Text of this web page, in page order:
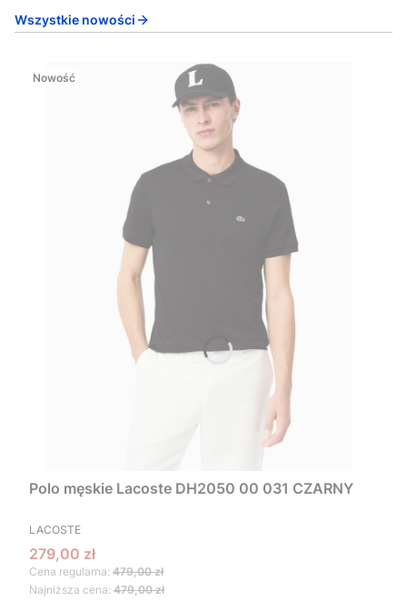
Wszystkie nowości
Nowość
Polo męskie Lacoste DH2050 00 031 CZARNY
PRODUCENT
LACOSTE
Cena promocyjna
279,00 zł
Cena regularna: 479,00 zł
Najniższa cena: 479,00 zł